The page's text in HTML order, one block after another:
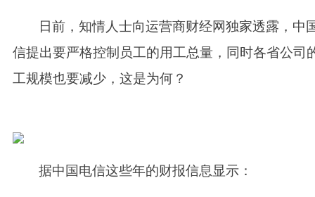
日前，知情人士向运营商财经网独家透露，中
信提出要严格控制员工的用工总量，同时各省公司
工规模也要减少，这是为何？
据中国电信这些年的财报信息显示：